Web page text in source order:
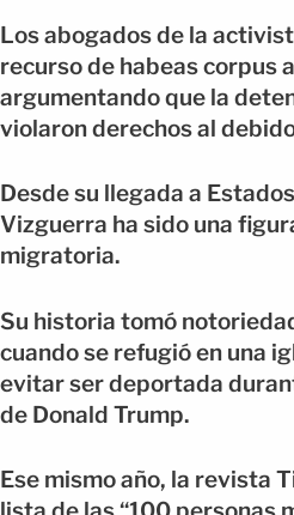
Los abogados de la
recurso de habeas corpus
argumentando que la
violaron derechos al
Desde su llegada a
Vizguerra ha sido una
migratoria.
Su historia tomó
cuando se refugió en una
evitar ser deportada
de Donald Trump.
Ese mismo año, la revista